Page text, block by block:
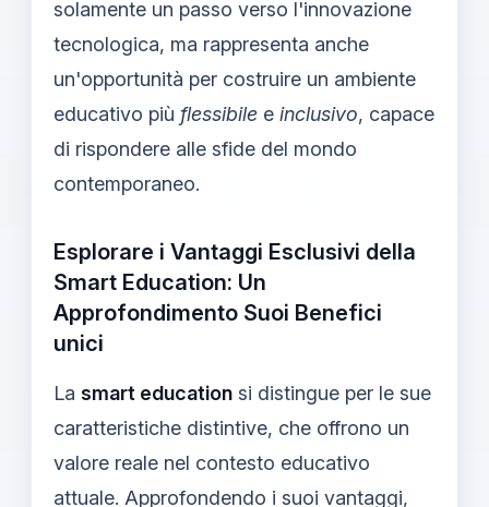
solamente un passo verso l'innovazione
tecnologica, ma rappresenta anche
un'opportunità per costruire un ambiente
educativo più flessibile e inclusivo, capace
di rispondere alle sfide del mondo
contemporaneo.
Esplorare i Vantaggi Esclusivi della
Smart Education: Un
Approfondimento Suoi Benefici
unici
La smart education si distingue per le sue
caratteristiche distintive, che offrono un
valore reale nel contesto educativo
attuale. Approfondendo i suoi vantaggi,